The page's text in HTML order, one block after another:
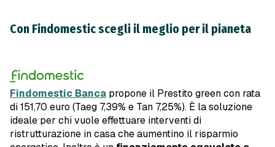
Con Findomestic scegli il meglio per il pianeta
Findomestic Banca propone il Prestito green con rata
di 151,70 euro (Taeg 7,39% e Tan 7,25%). È la soluzione
ideale per chi vuole effettuare interventi di
ristrutturazione in casa che aumentino il risparmio